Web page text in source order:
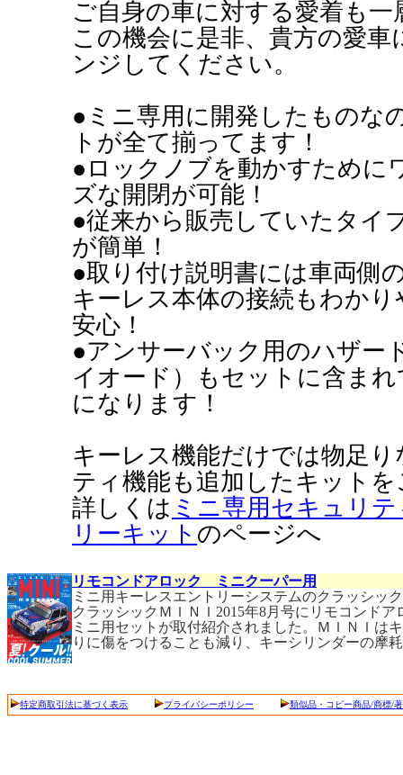
ご自身の車に対する愛着も
この機会に是非、貴方の愛
ンジしてください。
●ミニ専用に開発したものな
トが全て揃ってます！
●ロックノブを動かすために
ズな開閉が可能！
●従来から販売していたタイ
が簡単！
●取り付け説明書には車両側
キーレス本体の接続もわか
安心！
●アンサーバック用のハザー
イオード）もセットに含ま
になります！
キーレス機能だけでは物足
ティ機能も追加したキット
詳しくは ミニ専用セキュリ
リーキット のページへ
リモコンドアロック ミニクーパー用
ミニ用キーレスエントリーシステムのクラッシッ
クラッシックＭＩＮＩ2015年8月号にリモコンド
ミニ用セットが取付紹介されました。ＭＩＮＩは
りに傷をつけることも減り、キーシリンダーの摩
特定商取引法に基づく表示 プライバシーポリシー 類似品・コピー商品/商標/